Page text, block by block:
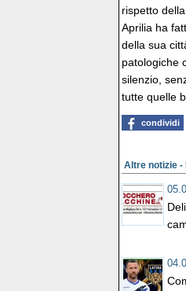
rispetto
Aprilia ha
della sua
patologiche
silenzio,
tutte quelle
condividi
Altre notizie -